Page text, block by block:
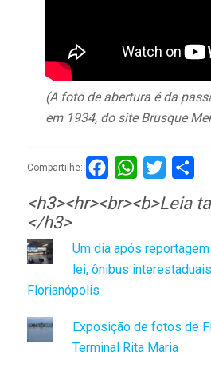
(A foto de abertura é da
em 1934, do site Brusque
Compartilhe: FacebookWhatsApp
Twitter
<h3><hr><br><b>Leia
</h3>
Um dia após
lei, ônibus
Florianópolis
Exposição de fotos de
Terminal Rita Maria